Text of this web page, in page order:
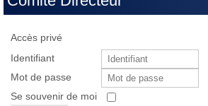
Accès privé
Identifiant
Mot de passe
Se souvenir de moi